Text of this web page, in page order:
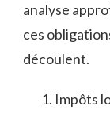
analyse
ces⁢
découlent.
Impôts